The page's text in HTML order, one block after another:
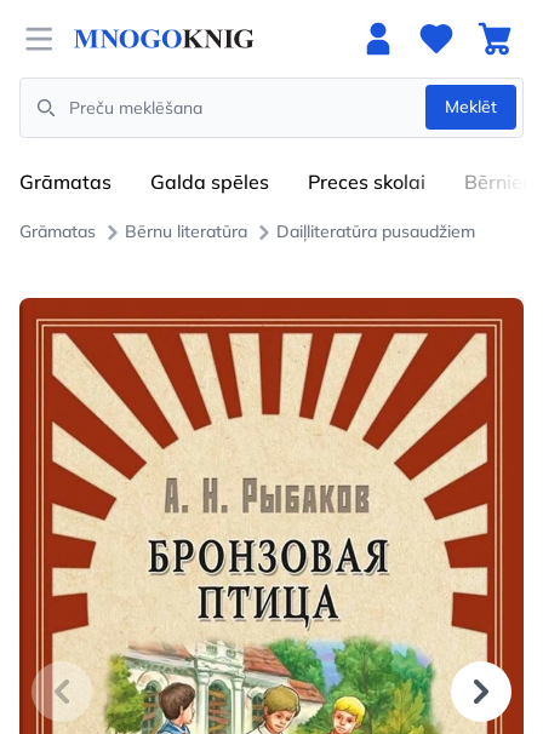
Open menu
Search
Meklēt
Grāmatas Galda spēles Preces skolai Bērniem
Grāmatas Bērnu literatūra Daiļliteratūra pusaudžiem